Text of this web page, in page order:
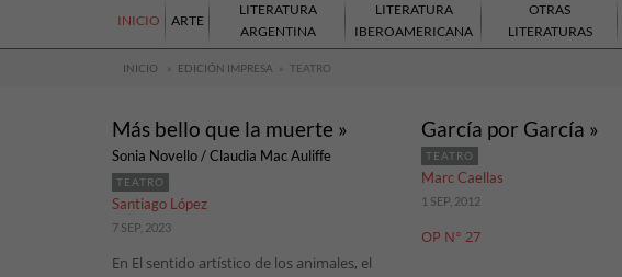
INICIO ARTE
LITERATURA
ARGENTINA
LITERATURA
IBEROAMERICANA
OTRAS
LITERATURAS
INICIO » EDICIÓN IMPRESA » TEATRO
Más bello que la muerte »
Sonia Novello / Claudia Mac Auliffe
TEATRO
Santiago López
7 SEP, 2023
En El sentido artístico de los animales, el
García por García »
TEATRO
Marc Caellas
1 SEP, 2012
OP N° 27